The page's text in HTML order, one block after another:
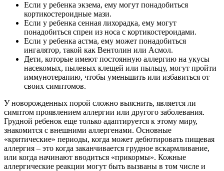
Если у ребенка экзема, ему могут понадобиться
кортикостероидные мази.
Если у ребенка сенная лихорадка, ему могут
понадобиться спреи из носа с кортикостероидами.
Если у ребенка астма, ему может понадобиться
ингалятор, такой как Вентолин или Асмол.
Дети, которые имеют постоянную аллергию на укусы
насекомых, пылевых клещей или пыльцу, могут пройти
иммунотерапию, чтобы уменьшить или избавиться от
своих симптомов.
У новорожденных порой сложно выяснить, является ли
симптом проявлением аллергии или другого заболевания.
Грудной ребенок еще только адаптируется к этому миру,
знакомится с внешними аллергенами. Основные
«критические» периоды, когда может дебютировать пищевая
аллергия – это когда заканчивается грудное вскармливание,
или когда начинают вводиться «прикормы». Кожные
аллергические реакции могут быть вызваны в том числе и